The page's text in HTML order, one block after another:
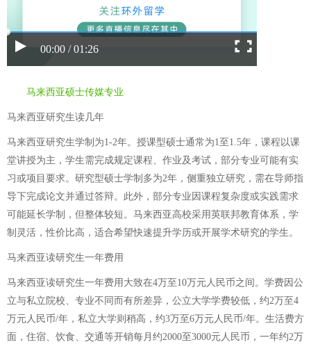
00:00 / 01:26
马来西亚硕士传媒专业
马来西亚研究生读几年
马来西亚研究生学制为1-2年。授课型硕士通常为1至1.5年，课程以课
堂讲授为主，学生需完成规定课程、作业及考试，部分专业可能有实
习或项目要求。研究型硕士学制多为2年，侧重独立研究，需在导师指
导下完成论文并通过答辩。此外，部分专业因课程复杂度或实践需求
可能延长学制，但整体较短。马来西亚高校采用英联邦教育体系，学
制灵活，性价比高，适合希望快速提升学历或开展学术研究的学生。
马来西亚读研究生一年费用
马来西亚读研究生一年费用大致在4万至10万元人民币之间。学费因公
立与私立院校、专业不同而有所差异，公立大学学费较低，约2万至4
万元人民币/年，私立大学则稍高，约3万至6万元人民币/年。生活费方
面，住宿、饮食、交通等开销每月约2000至3000元人民币，一年约2万